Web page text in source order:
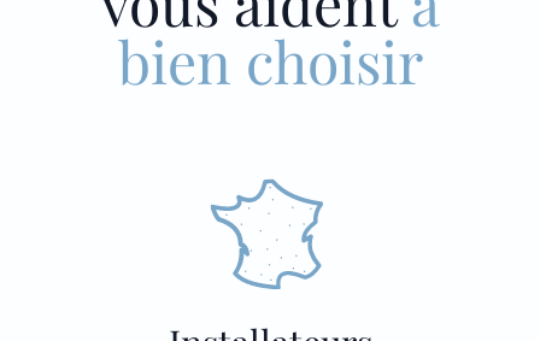
bien choisir